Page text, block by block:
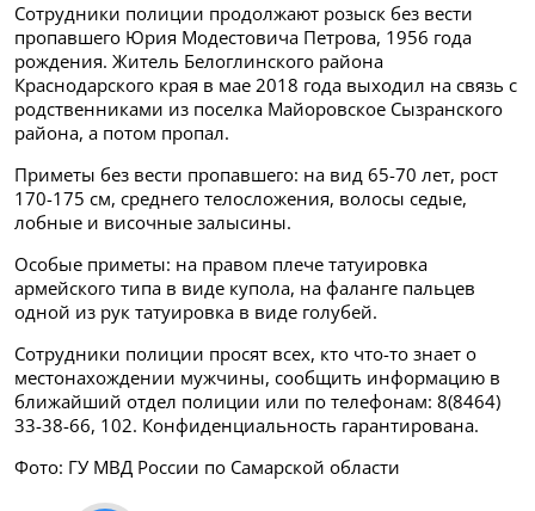
Сотрудники полиции продолжают розыск без вести
пропавшего Юрия Модестовича Петрова, 1956 года
рождения. Житель Белоглинского района
Краснодарского края в мае 2018 года выходил на связь с
родственниками из поселка Майоровское Сызранского
района, а потом пропал.
Приметы без вести пропавшего: на вид 65-70 лет, рост
170-175 см, среднего телосложения, волосы седые,
лобные и височные залысины.
Особые приметы: на правом плече татуировка
армейского типа в виде купола, на фаланге пальцев
одной из рук татуировка в виде голубей.
Сотрудники полиции просят всех, кто что-то знает о
местонахождении мужчины, сообщить информацию в
ближайший отдел полиции или по телефонам: 8(8464)
33-38-66, 102. Конфиденциальность гарантирована.
Фото: ГУ МВД России по Самарской области